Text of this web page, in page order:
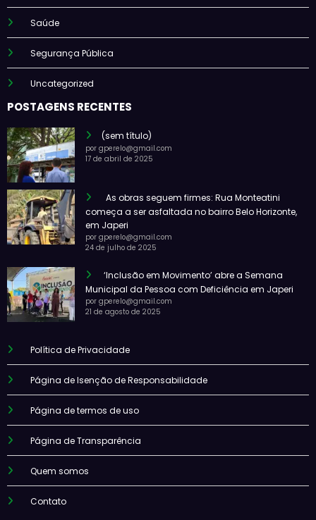
Saúde
Segurança Pública
Uncategorized
POSTAGENS RECENTES
(sem título)
por gperelo@gmail.com
17 de abril de 2025
As obras seguem firmes: Rua Monteatini
começa a ser asfaltada no bairro Belo Horizonte,
em Japeri
por gperelo@gmail.com
24 de julho de 2025
‘Inclusão em Movimento’ abre a Semana
Municipal da Pessoa com Deficiência em Japeri
por gperelo@gmail.com
21 de agosto de 2025
Política de Privacidade
Página de Isenção de Responsabilidade
Página de termos de uso
Página de Transparência
Quem somos
Contato